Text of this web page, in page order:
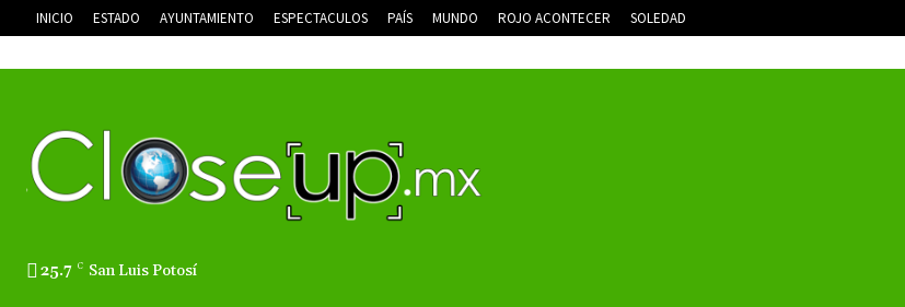
INICIO ESTADO AYUNTAMIENTO ESPECTACULOS PAÍS MUNDO ROJO ACONTECER SOLEDAD
25.7 C San Luis Potosí